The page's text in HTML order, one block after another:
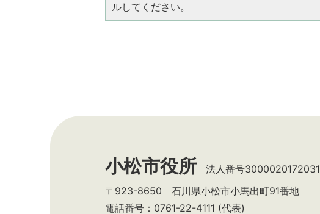
ルしてください。
小松市役所
法人番号3000020172031
〒923-8650 石川県小松市小馬出町91番地
電話番号：0761-22-4111 (代表)